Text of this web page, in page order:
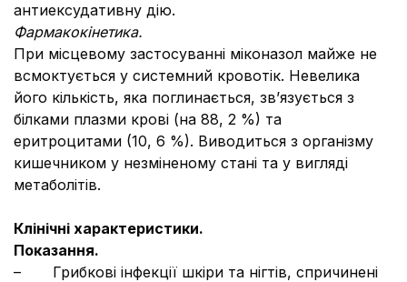
антиексудативну дію.
Фармакокінетика.
При місцевому застосуванні міконазол майже не
всмоктується у системний кровотік. Невелика
його кількість, яка поглинається, зв’язується з
білками плазми крові (на 88, 2 %) та
еритроцитами (10, 6 %). Виводиться з організму
кишечником у незміненому стані та у вигляді
метаболітів.
Клінічні характеристики.
Показання.
– Грибкові інфекції шкіри та нігтів, спричинені